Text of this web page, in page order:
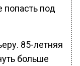
попасть под
85-летняя
больше